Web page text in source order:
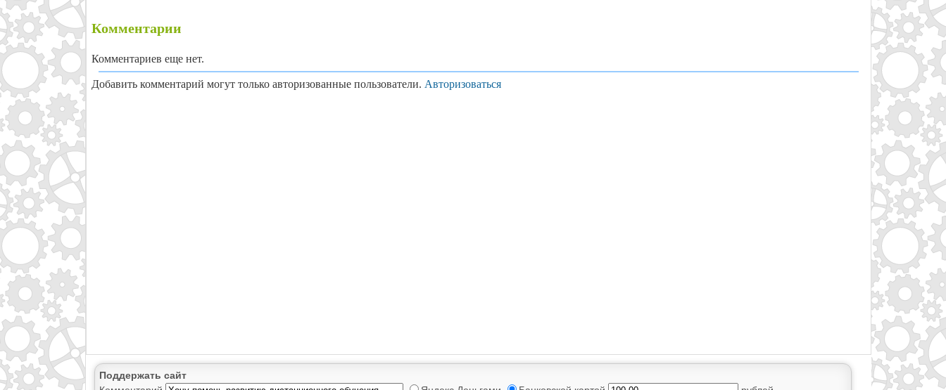
Комментарии
Комментариев еще нет.
Добавить комментарий могут только авторизованные пользователи. Авторизоваться
Поддержать сайт